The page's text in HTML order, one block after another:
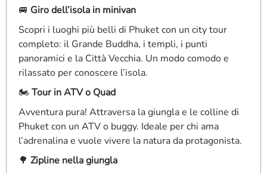
🚐 Giro dell’isola in minivan
Scopri i luoghi più belli di Phuket con un city tour
completo: il Grande Buddha, i templi, i punti
panoramici e la Città Vecchia. Un modo comodo e
rilassato per conoscere l’isola.
🏍️ Tour in ATV o Quad
Avventura pura! Attraversa la giungla e le colline di
Phuket con un ATV o buggy. Ideale per chi ama
l’adrenalina e vuole vivere la natura da protagonista.
🌳 Zipline nella giungla